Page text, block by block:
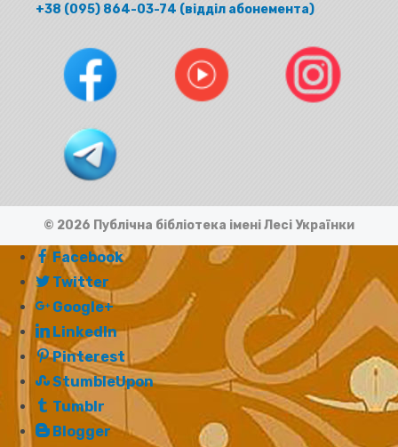
+38 (095) 864-03-74 (відділ абонемента)
© 2026 Публічна бібліотека імені Лесі Українки
Facebook
Twitter
Google+
LinkedIn
Pinterest
StumbleUpon
Tumblr
Blogger